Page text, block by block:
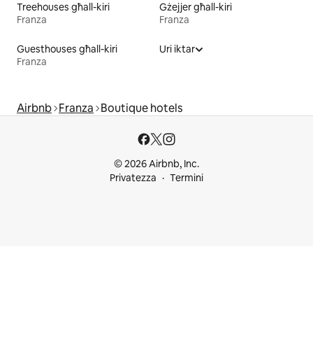
Treehouses għall-kiri
Franza
Gżejjer għall-kiri
Franza
Guesthouses għall-kiri
Franza
Uri iktar
Airbnb Franza Boutique hotels
© 2026 Airbnb, Inc.
Privatezza
Termini